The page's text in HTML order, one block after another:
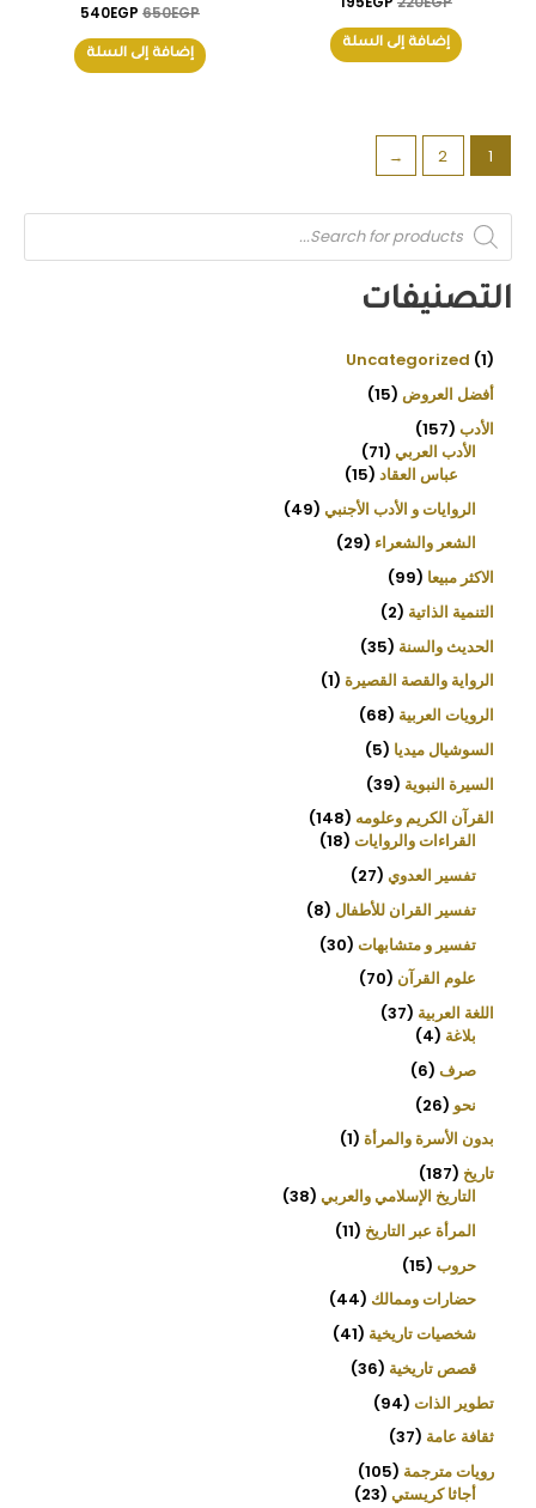
P
d
u
tالتصنيفات
Uncategorized 1
أفضل العروض 15
الأدب 157
الأدب العربي 71
عباس العقاد 15
الروايات و الأدب الأجنبي 49
الشعر والشعراء 29
الاكثر مبيعا 99
التنمية الذاتية 2
الحديث والسنة 35
الرواية والقصة القصيرة 1
الرويات العربية 68
السوشيال ميديا 5
السيرة النبوية 39
القرآن الكريم وعلومه 148
القراءات والروايات 18
تفسير العدوي 27
تفسير القران للأطفال 8
تفسير و متشابهات 30
علوم القرآن 70
اللغة العربية 37
بلاغة 4
صرف 6
نحو 26
بدون الأسرة والمرأة 1
تاريخ 187
التاريخ الإسلامي والعربي 38
المرأة عبر التاريخ 11
حروب 15
حضارات وممالك 44
شخصيات تاريخية 41
قصص تاريخية 36
تطوير الذات 94
ثقافة عامة 37
رويات مترجمة 105
أجاثا كريستي 23
إضافة إلى السلة
650EGP
540EGP
إضافة إلى السلة
1
2
←